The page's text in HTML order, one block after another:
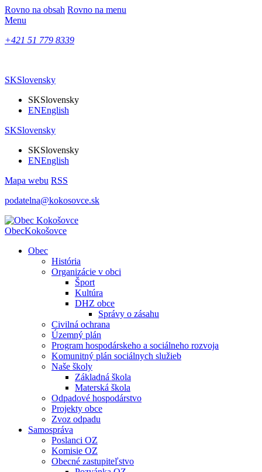
Rovno na obsah Rovno na menu
Menu
+421 51 779 8339
SKSlovensky
SKSlovensky
ENEnglish
SKSlovensky
SKSlovensky
ENEnglish
Mapa webu RSS
podatelna@kokosovce.sk
ObecKokošovce
Obec
História
Organizácie v obci
Šport
Kultúra
DHZ obce
Správy o zásahu
Civilná ochrana
Územný plán
Program hospodárskeho a sociálneho rozvoja
Komunitný plán sociálnych služieb
Naše školy
Základná škola
Materská škola
Odpadové hospodárstvo
Projekty obce
Zvoz odpadu
Samospráva
Poslanci OZ
Komisie OZ
Obecné zastupiteľstvo